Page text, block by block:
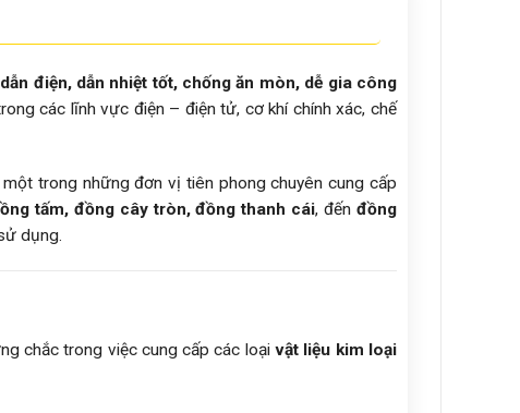
dẫn điện, dẫn nhiệt tốt, chống ăn mòn, dễ gia công
các lĩnh vực điện – điện tử, cơ khí chính xác, chế
một trong những đơn vị tiên phong chuyên cung cấp
tấm, đồng cây tròn, đồng thanh cái, đếnđồng
dụng.
chắc trong việc cung cấp các loạivật liệu kim loại